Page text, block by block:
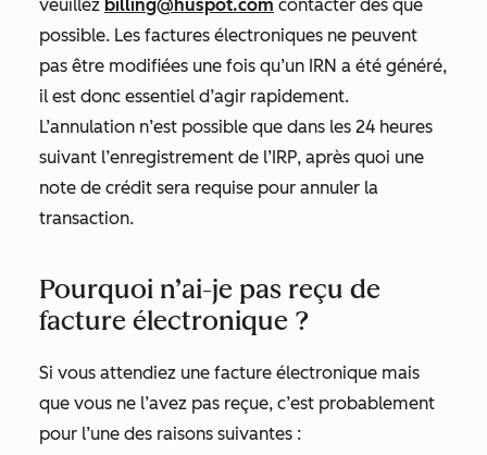
veuillez billing@huspot.com contacter dès que
possible. Les factures électroniques ne peuvent
pas être modifiées une fois qu’un IRN a été généré,
il est donc essentiel d’agir rapidement.
L’annulation n’est possible que dans les 24 heures
suivant l’enregistrement de l’IRP, après quoi une
note de crédit sera requise pour annuler la
transaction.
Pourquoi n’ai-je pas reçu de
facture électronique ?
Si vous attendiez une facture électronique mais
que vous ne l’avez pas reçue, c’est probablement
pour l’une des raisons suivantes :